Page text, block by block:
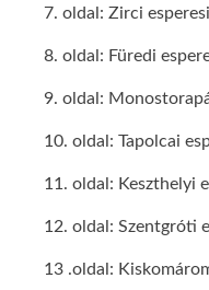
7. oldal: Zirci
8. oldal: Füredi
9. oldal:
10. oldal: Tapolcai
11. oldal: Keszthelyi
12. oldal: Szentgróti
13 .oldal: